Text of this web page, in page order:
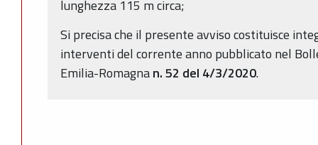
lunghezza 115 m circa;
Si precisa che il presente avviso costituisce
interventi del corrente anno pubblicato nel
Emilia-Romagnan. 52 del 4/3/2020.